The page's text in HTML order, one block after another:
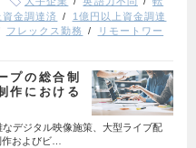
金調達済
1億円以上資金調達
フレックス勤務
リモートワー
プの総合制
作における
なデジタル映像施策、大型ライブ配
およびビ…